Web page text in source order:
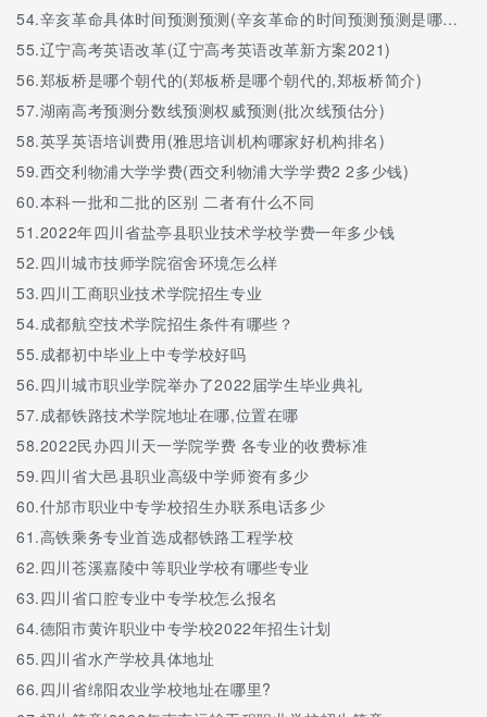
54.辛亥革命具体时间预测预测(辛亥革命的时间预测预测是哪一年)
55.辽宁高考英语改革(辽宁高考英语改革新方案2021)
56.郑板桥是哪个朝代的(郑板桥是哪个朝代的,郑板桥简介)
57.湖南高考预测分数线预测权威预测(批次线预估分)
58.英孚英语培训费用(雅思培训机构哪家好机构排名)
59.西交利物浦大学学费(西交利物浦大学学费2 2多少钱)
60.本科一批和二批的区别 二者有什么不同
51.2022年四川省盐亭县职业技术学校学费一年多少钱
52.四川城市技师学院宿舍环境怎么样
53.四川工商职业技术学院招生专业
54.成都航空技术学院招生条件有哪些？
55.成都初中毕业上中专学校好吗
56.四川城市职业学院举办了2022届学生毕业典礼
57.成都铁路技术学院地址在哪,位置在哪
58.2022民办四川天一学院学费 各专业的收费标准
59.四川省大邑县职业高级中学师资有多少
60.什邡市职业中专学校招生办联系电话多少
61.高铁乘务专业首选成都铁路工程学校
62.四川苍溪嘉陵中等职业学校有哪些专业
63.四川省口腔专业中专学校怎么报名
64.德阳市黄许职业中专学校2022年招生计划
65.四川省水产学校具体地址
66.四川省绵阳农业学校地址在哪里?